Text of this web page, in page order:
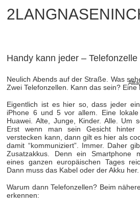
Handy kann jeder – Telefonzelle
Neulich Abends auf der Straße. Was
Zwei Telefonzellen. Kann das sein?
Eigentlich ist es hier so, dass jeder
iPhone 6 und 5 vor allem. Eine
Huawei. Alte, Junge, Kinder. Alle. Um
Erst wenn man sein Gesicht hinter
verstecken kann, dann gilt es hier als
damit “kommuniziert”. Immer. Daher
Zusatzakkus. Denn ein Smartphone
eines ganzen europäischen Tages
Dann muss das Kabel oder der Akku her.
Warum dann Telefonzellen? Beim
erkennen: